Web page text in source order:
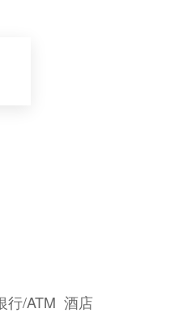
行/ATM 酒店